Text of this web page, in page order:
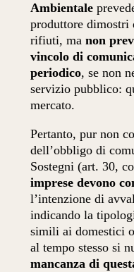
Ambientale
produttore dimostri
rifiuti, manon
vincolo di
periodico, se non
servizio pubblico:
mercato.
Pertanto, pur non
dell’obbligo di
Sostegni (art. 30,
imprese devono
l’intenzione di
indicando la
simili ai domestici
al tempo stesso si
mancanza di